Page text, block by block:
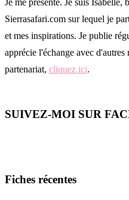
Je me présente. Je suis
Sierrasafari.com sur lequel je
et mes inspirations. Je publie
apprécie l'échange avec
partenariat, cliquez ici.
SUIVEZ-MOI SUR
Fiches récentes